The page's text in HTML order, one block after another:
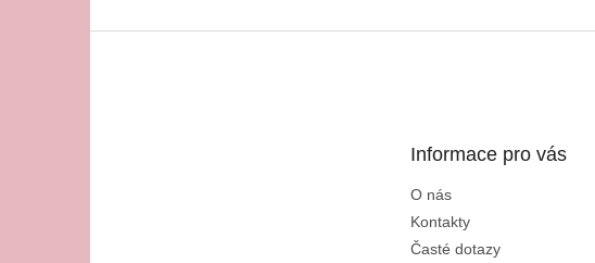
Informace pro vás
O nás
Kontakty
Časté dotazy